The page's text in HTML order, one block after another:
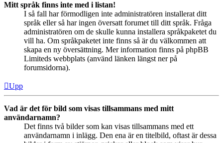
Mitt språk finns inte med i listan!
I så fall har förmodligen inte administratören installerat ditt
språk eller så har ingen översatt forumet till ditt språk. Fråga
administratören om de skulle kunna installera språkpaketet du
vill ha. Om språkpaketet inte finns så är du välkommen att
skapa en ny översättning. Mer information finns på phpBB
Limiteds webbplats (använd länken längst ner på
forumsidorna).
Upp
Vad är det för bild som visas tillsammans med mitt
användarnamn?
Det finns två bilder som kan visas tillsammans med ett
användarnamn i inlägg. Den ena är en titelbild, oftast är dessa